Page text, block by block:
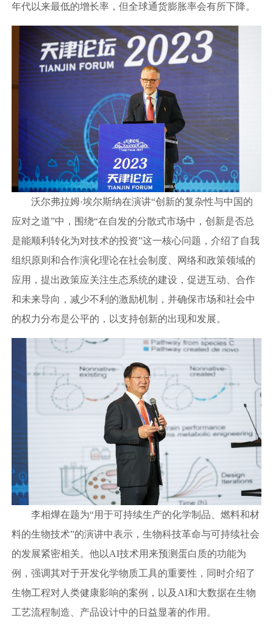
年代以来最低的增长率，但全球通货膨胀率会有所下降。
沃尔弗拉姆·埃尔斯纳在演讲“创新的复杂性与中国的
应对之道”中，围绕“在自发的分散式市场中，创新是否总
是能顺利转化为对技术的投资”这一核心问题，介绍了自我
组织原则和合作演化理论在社会制度、网络和政策领域的
应用，提出政策应关注生态系统的建设，促进互动、合作
和未来导向，减少不利的激励机制，并确保市场和社会中
的权力分布是公平的，以支持创新的出现和发展。
李相燁在题为“用于可持续生产的化学制品、燃料和材
料的生物技术”的演讲中表示，生物科技革命与可持续社会
的发展紧密相关。他以AI技术用来预测蛋白质的功能为
例，强调其对于开发化学物质工具的重要性，同时介绍了
生物工程对人类健康影响的案例，以及AI和大数据在生物
工艺流程制造、产品设计中的日益显著的作用。